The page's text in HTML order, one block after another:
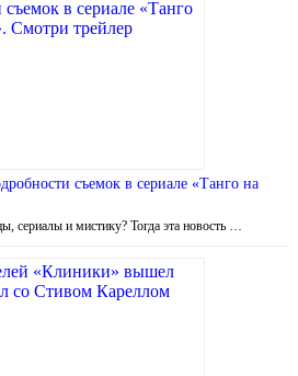
съемок в сериале «Танго на
и мистику? Тогда эта новость …